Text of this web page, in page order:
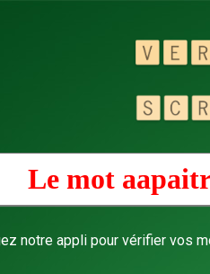
Le mot
notre appli pour vérifier vos